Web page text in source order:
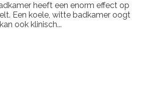
heeft een enorm effect op
Een koele, witte badkamer oogt
ook klinisch...